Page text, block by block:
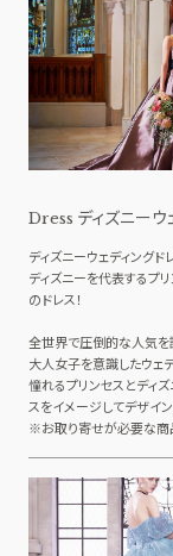
Dress ディズニー
ディズニーウェディング
ディズニーを代表するプ
のドレス！
全世界で圧倒的な人気を
大人女子を意識したウェ
憧れるプリンセスとディ
スをイメージしてデザイ
※お取り寄せが必要な商